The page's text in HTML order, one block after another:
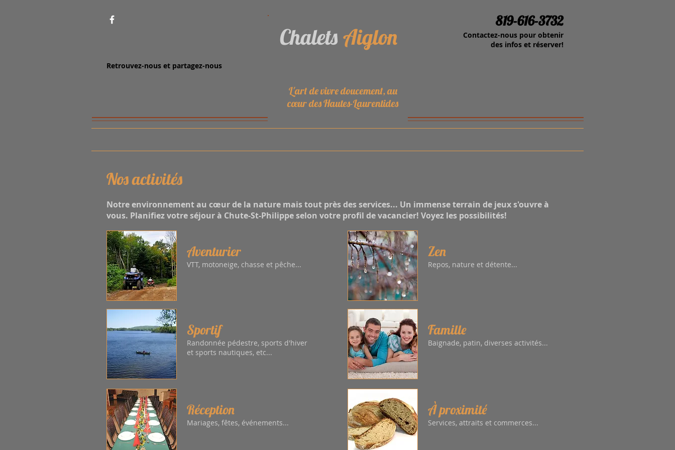
Aiglon
Chalets
L'art de vivre doucement, au
cœur des Hautes-Laurentides
Retrouvez-nous et partagez-nous
819-616-3732
Contactez-nous pour obtenir
des infos et réserver!
Nos activités
Notre environnement au cœur de la nature mais tout près des services... Un immense terrain de jeux s'ouvre à
vous. Planifiez votre séjour à Chute-St-Philippe selon votre profil de vacancier! Voyez les possibilités!
Aventurier
VTT, motoneige, chasse et pêche...
Sportif
Randonnée pédestre, sports d'hiver
et sports nautiques, etc...
Réception
Mariages, fêtes, événements...
Zen
Repos, nature et détente...
Famille
Baignade, patin, diverses activités...
À proximité
Services, attraits et commerces...